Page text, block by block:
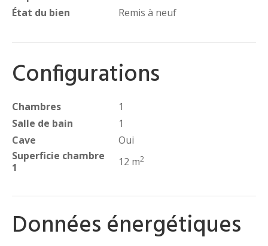
État du bien
Remis à neuf
Configurations
Chambres
1
Salle de bain
1
Cave
Oui
Superficie chambre
1
12 m2
Données énergétiques